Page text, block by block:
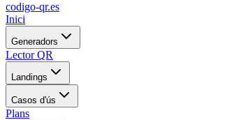
codigo-qr.es
Inici
Generadors
Lector QR
Landings
Casos d'ús
Plans